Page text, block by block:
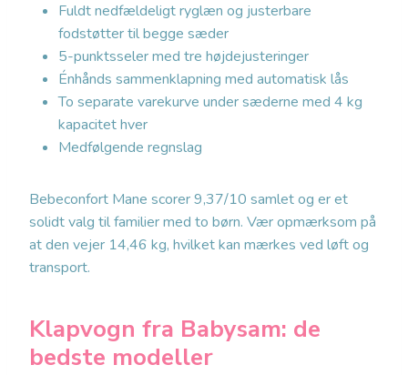
Fuldt nedfældeligt ryglæn og justerbare
fodstøtter til begge sæder
5-punktsseler med tre højdejusteringer
Énhånds sammenklapning med automatisk lås
To separate varekurve under sæderne med 4 kg
kapacitet hver
Medfølgende regnslag
Bebeconfort Mane scorer 9,37/10 samlet og er et
solidt valg til familier med to børn. Vær opmærksom på
at den vejer 14,46 kg, hvilket kan mærkes ved løft og
transport.
Klapvogn fra Babysam: de
bedste modeller